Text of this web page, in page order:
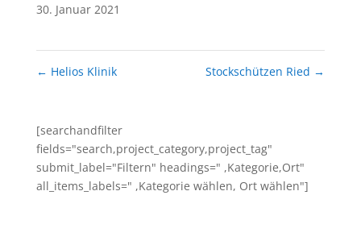
30. Januar 2021
← Helios Klinik Stockschützen Ried →
[searchandfilter
fields="search,project_category,project_tag"
submit_label="Filtern" headings=" ,Kategorie,Ort"
all_items_labels=" ,Kategorie wählen, Ort wählen"]